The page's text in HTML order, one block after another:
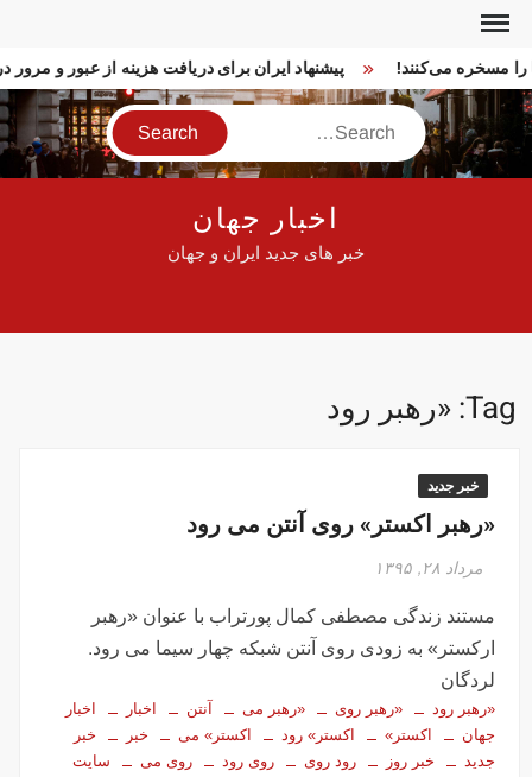
Skip
content
پیشنهاد ایران برای دریافت هزینه از عبور و را مسخره می‌کنند!
Search
اخبار جهان
خبر های جدید ایران و جهان
Tag: «رهبر رود
خبر جدید
«رهبر اکستر» روی آنتن می رود
مرداد ۲۸, ۱۳۹۵
مستند زندگی مصطفی کمال پورتراب با عنوان «رهبر
ارکستر» به زودی روی آنتن شبکه چهار سیما می رود.
لردگان
«رهبر رود «رهبر روی «رهبر می آنتن اخبار
اخبار
جهان
اکستر» اکستر» رود اکستر» می خبر
خبر
جدید
خبر روز رود روی روی رود روی می
سایت